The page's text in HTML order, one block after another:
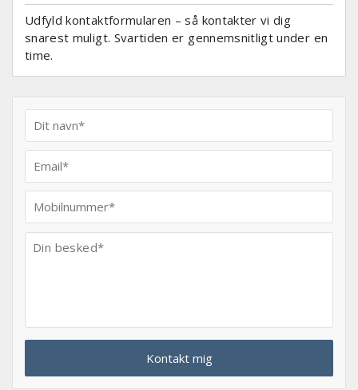
Udfyld kontaktformularen – så kontakter vi dig
snarest muligt. Svartiden er gennemsnitligt under en
time.